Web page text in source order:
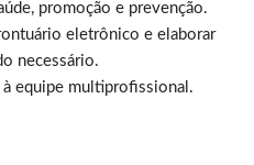
promoção e prevenção.
eletrônico e elaborar
necessário.
equipe multiprofissional.